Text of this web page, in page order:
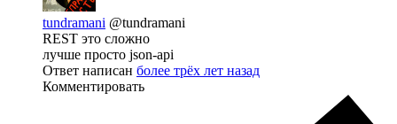
tundramani @tundramani
REST это сложно
лучше просто json-api
Ответ написан более трёх лет назад
Комментировать